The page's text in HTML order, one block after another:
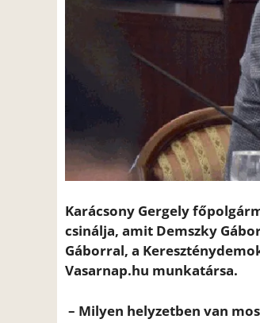
Karácsony Gergely
csinálja, amit Demszky
Gáborral, a
Vasarnap.hu munkatársa.
– Milyen helyzetben van